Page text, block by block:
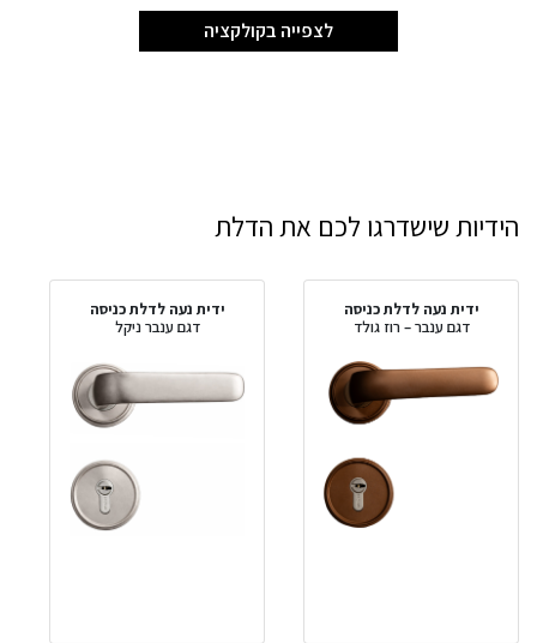
לצפייה בקולקציה
הידיות שישדרגו לכם את הדלת
ידית נעה לדלת כניסה
דגם ענבר – רוז גולד
ידית נעה לדלת כניסה
דגם ענבר ניקל